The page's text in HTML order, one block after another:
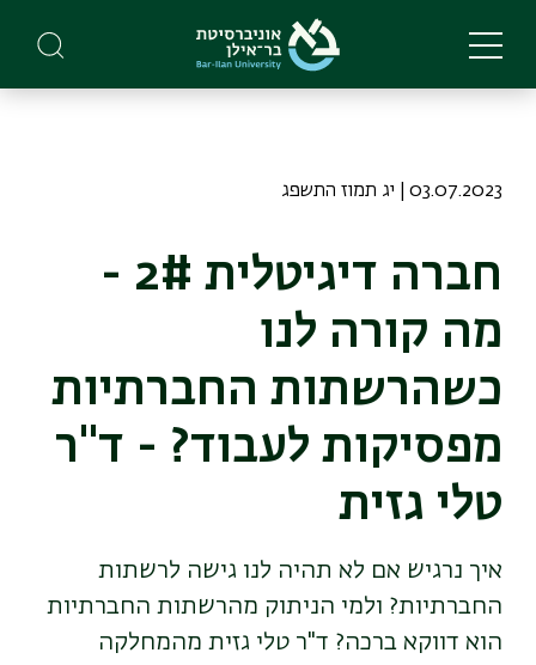
main
03.07.2023 | יג תמוז התשפג
חברה דיגיטלית 2# -
מה קורה לנו
כשהרשתות החברתיות
מפסיקות לעבוד? - ד"ר
טלי גזית
איך נרגיש אם לא תהיה לנו גישה לרשתות
החברתיות? ולמי הניתוק מהרשתות החברתיות
הוא דווקא ברכה? ד"ר טלי גזית מהמחלקה